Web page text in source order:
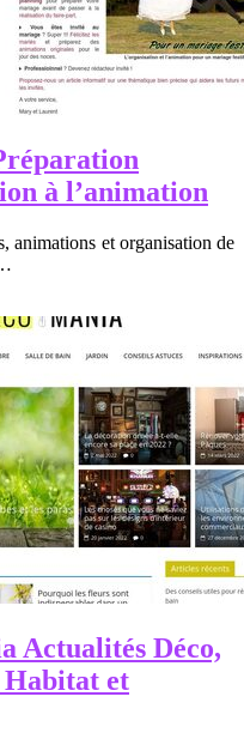
à l’animation
animations et organisation de
Actualités Déco,
Habitat et